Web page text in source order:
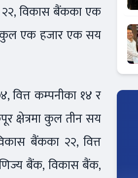
२२, विकास बैंकका एक
कुल एक हजार एक सय
वित्त कम्पनीका १४ र
क्षेत्रमा कुल तीन सय
बैंकका २२, वित्त
बैंक, विकास बैंक,